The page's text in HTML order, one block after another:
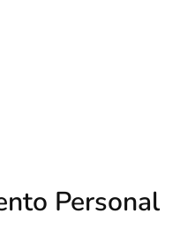
Personal